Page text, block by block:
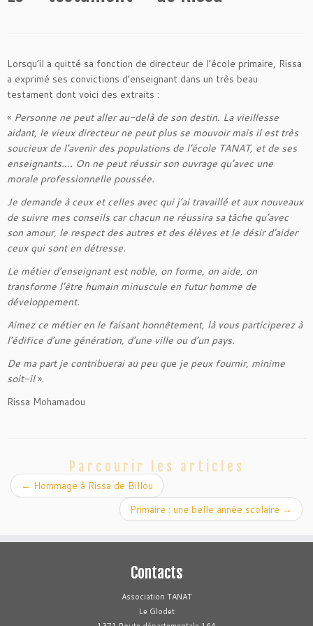
Lorsqu’il a quitté sa fonction de directeur de l’école primaire, Rissa
a exprimé ses convictions d’enseignant dans un très beau
testament dont voici des extraits :
« Personne ne peut aller au-delà de son destin. La vieillesse
aidant, le vieux directeur ne peut plus se mouvoir mais il est très
soucieux de l’avenir des populations de l’école TANAT, et de ses
enseignants…. On ne peut réussir son ouvrage qu’avec une
morale professionnelle poussée.
Je demande à ceux et celles avec qui j’ai travaillé et aux nouveaux
de suivre mes conseils car chacun ne réussira sa tâche qu’avec
son amour, le respect des autres et des élèves et le désir d’aider
ceux qui sont en détresse.
Le métier d’enseignant est noble, on forme, on aide, on
transforme l’être humain minuscule en futur homme de
développement.
Aimez ce métier en le faisant honnêtement, là vous participerez à
l’édifice d’une génération, d’une ville ou d’un pays.
De ma part je contribuerai au peu que je peux fournir, minime
soit-il».
Rissa Mohamadou
Parcourir les articles
← Hommage à Rissa de Billou
Primaire : une belle année scolaire →
Contacts
Association TANAT
Le Glodet